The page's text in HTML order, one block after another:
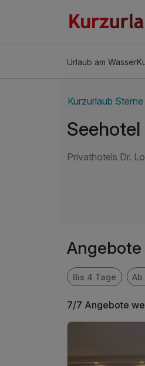
Urlaub am Wasser
Kurzurlaub Sterne
Privathotels Dr.
Angebote
Bis 4 Tage Ab
7/7 Angebote